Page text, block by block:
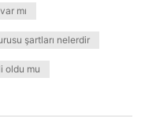
mı
şartları nelerdir
oldu mu